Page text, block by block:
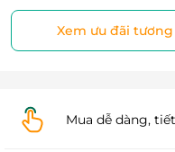
Xem ưu đãi
Mua dễ dàng,